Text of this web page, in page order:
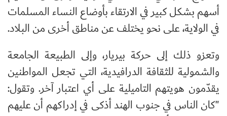
أسهم بشكل كبير في الارتقاء بأوضاع النساء المسلمات
في الولاية، على نحو يختلف عن مناطق أخرى من البلاد.
وتعزو ذلك إلى حركة بيريار، وإلى الطبيعة الجامعة
والشمولية للثقافة الدرافيدية، التي تجعل المواطنين
يقدّمون هويتهم التاميلية على أي اعتبار آخر. وتقول:
"كان الناس في جنوب الهند أذكى في إدراكهم أن عليهم